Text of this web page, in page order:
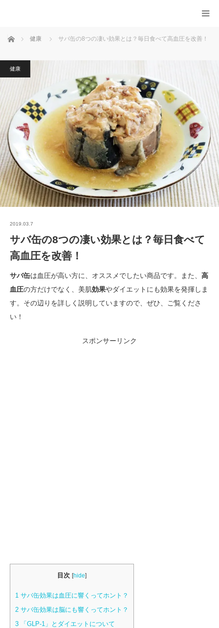
ホーム 健康 サバ缶の8つの凄い効果とは？毎日食べて高血圧を改善！
健康
2019.03.7
サバ缶の8つの凄い効果とは？毎日食べて
高血圧を改善！
サバ缶は血圧が高い方に、オススメでしたい商品です。また、 高
血圧の方だけでなく、美肌効果やダイエットにも効果を発揮しま
す。その辺りを詳しく説明していますので、ぜひ、ご覧くださ
い！
スポンサーリンク
目次 [hide]
1 サバ缶効果は血圧に響くってホント？
2 サバ缶効果は脳にも響くってホント？
3 「GLP-1」とダイエットについて